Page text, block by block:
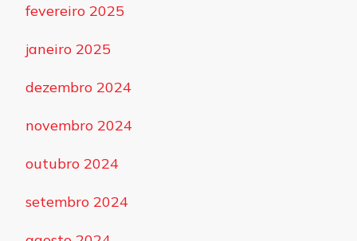
fevereiro 2025
janeiro 2025
dezembro 2024
novembro 2024
outubro 2024
setembro 2024